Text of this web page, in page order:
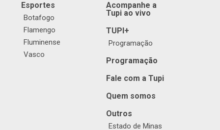
Esportes
Botafogo
Flamengo
Fluminense
Vasco
Acompanhe a
Tupi ao vivo
TUPI+
Programação
Programação
Fale com a Tupi
Quem somos
Outros
Estado de Minas